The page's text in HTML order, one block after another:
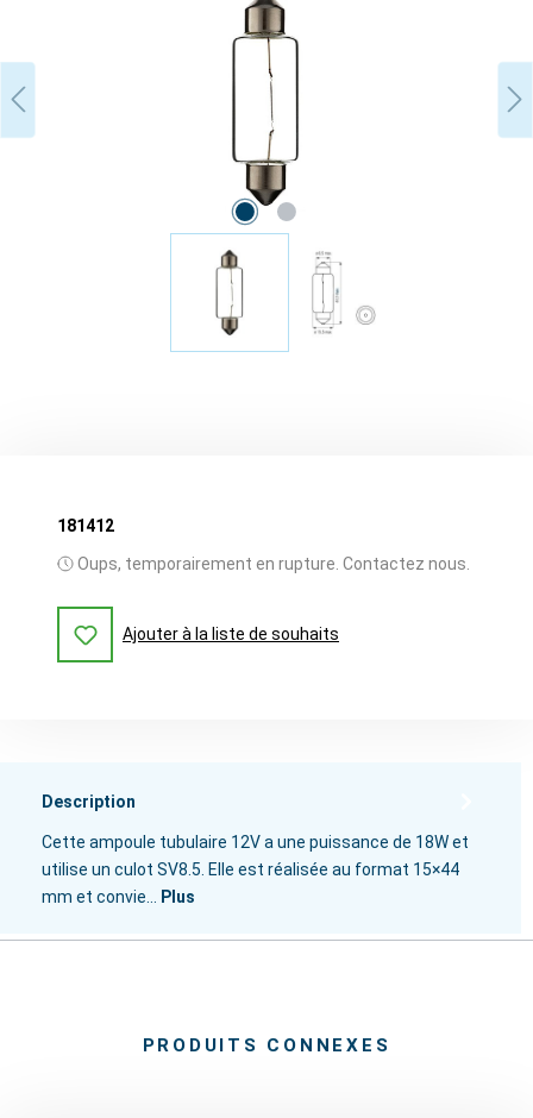
181412
Oups, temporairement en rupture. Contactez nous.
Ajouter à la liste de souhaits
Description
Cette ampoule tubulaire 12V a une puissance de 18W et
utilise un culot SV8.5. Elle est réalisée au format 15×44
mm et convie…
Plus
PRODUITS CONNEXES